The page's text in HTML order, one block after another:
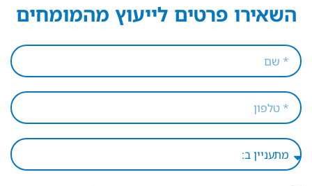
השאירו פרטים לייעוץ מהמומחים